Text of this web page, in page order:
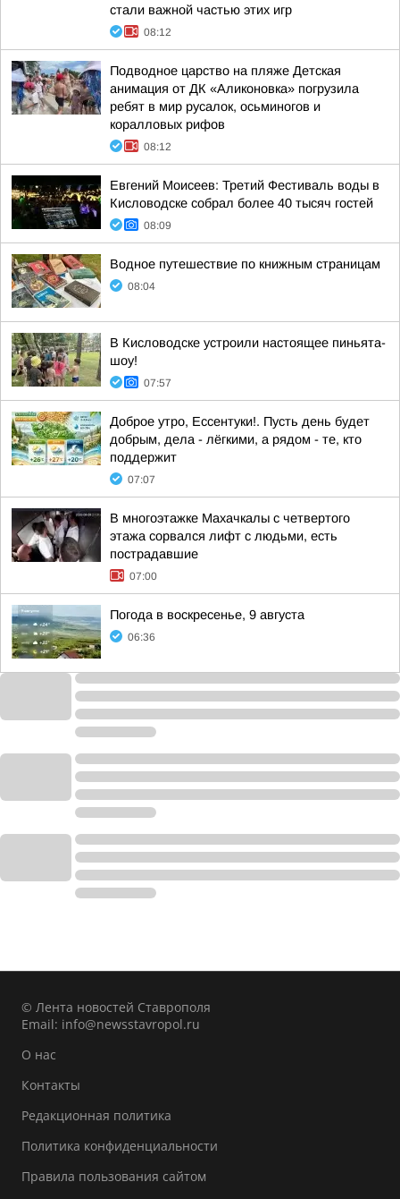
стали важной частью этих игр
08:12
Подводное царство на пляже Детская
анимация от ДК «Аликоновка» погрузила
ребят в мир русалок, осьминогов и
коралловых рифов
08:12
Евгений Моисеев: Третий Фестиваль воды в
Кисловодске собрал более 40 тысяч гостей
08:09
Водное путешествие по книжным страницам
08:04
В Кисловодске устроили настоящее пиньята-
шоу!
07:57
Доброе утро, Ессентуки!. Пусть день будет
добрым, дела - лёгкими, а рядом - те, кто
поддержит
07:07
В многоэтажке Махачкалы с четвертого
этажа сорвался лифт с людьми, есть
пострадавшие
07:00
Погода в воскресенье, 9 августа
06:36
© Лента новостей Ставрополя
Email: info@newsstavropol.ru
О нас
Контакты
Редакционная политика
Политика конфиденциальности
Правила пользования сайтом